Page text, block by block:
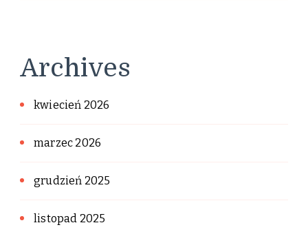
Archives
kwiecień 2026
marzec 2026
grudzień 2025
listopad 2025